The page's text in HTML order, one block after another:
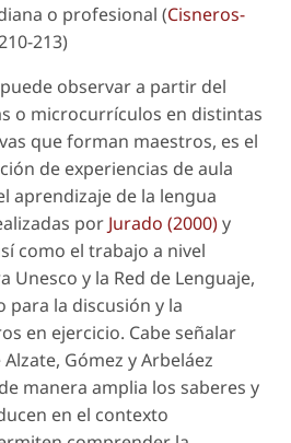
o profesional (Cisneros-
213)
observar a partir del
o microcurrículos en distintas
que forman maestros, es el
de experiencias de aula
aprendizaje de la lengua
por Jurado (2000)y
como el trabajo a nivel
Unesco y la Red de Lenguaje,
para la discusión y la
en ejercicio. Cabe señalar
Gómez y Arbeláez
manera amplia los saberes y
en el contexto